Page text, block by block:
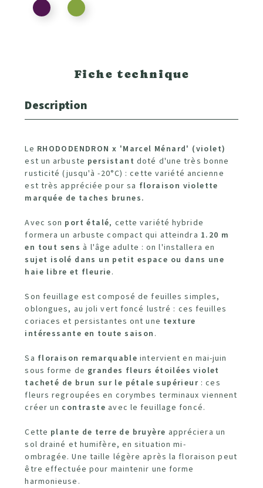
Fiche technique
Description
Le RHODODENDRON x 'Marcel Ménard' (violet)
est un arbuste persistant doté d'une très bonne
rusticité (jusqu'à -20°C) : cette variété ancienne
est très appréciée pour sa floraison violette
marquée de taches brunes.
Avec son port étalé, cette variété hybride
formera un arbuste compact qui atteindra 1.20 m
en tout sens à l'âge adulte : on l'installera en
sujet isolé dans un petit espace ou dans une
haie libre et fleurie.
Son feuillage est composé de feuilles simples,
oblongues, au joli vert foncé lustré : ces feuilles
coriaces et persistantes ont une texture
intéressante en toute saison .
Sa floraison remarquable intervient en mai-juin
sous forme de grandes fleurs étoilées violet
tacheté de brun sur le pétale supérieur : ces
fleurs regroupées en corymbes terminaux viennent
créer un contraste avec le feuillage foncé.
Cette plante de terre de bruyère appréciera un
sol drainé et humifère, en situation mi-
ombragée. Une taille légère après la floraison peut
être effectuée pour maintenir une forme
harmonieuse.